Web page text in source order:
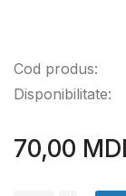
Cod produs:
Disponibilitate:
70,00